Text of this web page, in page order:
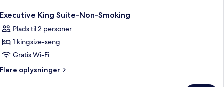
Executive King Suite-Non-Smoking
Plads til 2 personer
1 kingsize-seng
Gratis Wi-Fi
Flere oplysninger
Flere